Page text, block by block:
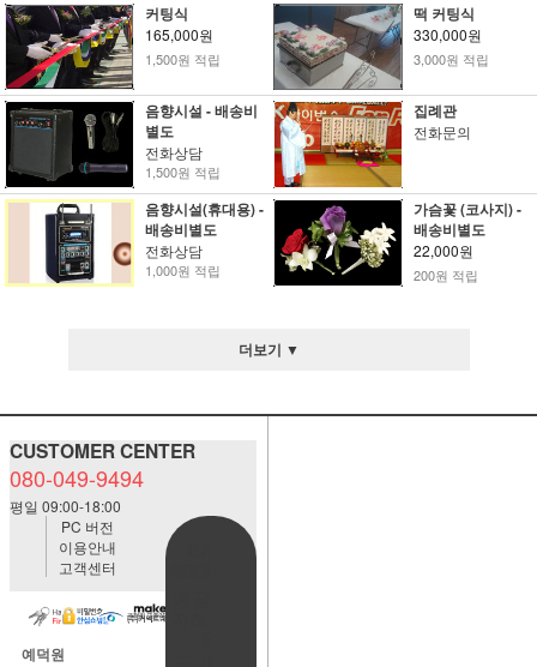
커팅식
165,000원
1,500원 적립
떡 커팅식
330,000원
3,000원 적립
음향시설 - 배송비
별도
전화상담
1,500원 적립
집례관
전화문의
음향시설(휴대용) -
배송비별도
전화상담
1,000원 적립
가슴꽃 (코사지) -
배송비별도
22,000원
200원 적립
더보기 ▼
CUSTOMER CENTER
080-049-9494
평일 09:00-18:00
PC 버전
이용안내
고객센터
예덕원